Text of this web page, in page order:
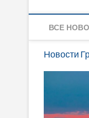
ВСЕ
Новости